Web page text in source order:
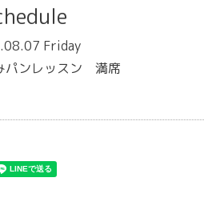
Friday
パンレッスン 満席